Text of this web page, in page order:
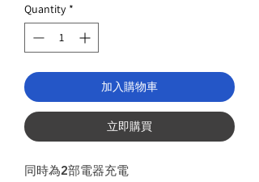
Quantity *
加入購物車
立即購買
同時為2部電器充電